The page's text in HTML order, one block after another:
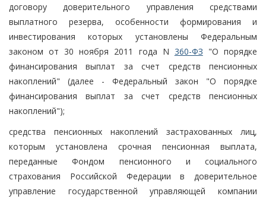
договору доверительного управления средствами
выплатного резерва, особенности формирования и
инвестирования которых установлены Федеральным
законом от 30 ноября 2011 года N 360-ФЗ "О порядке
финансирования выплат за счет средств пенсионных
накоплений" (далее - Федеральный закон "О порядке
финансирования выплат за счет средств пенсионных
накоплений");
средства пенсионных накоплений застрахованных лиц,
которым установлена срочная пенсионная выплата,
переданные Фондом пенсионного и социального
страхования Российской Федерации в доверительное
управление государственной управляющей компании